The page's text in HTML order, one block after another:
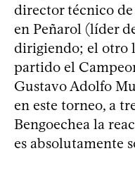
director técnico de
en Peñarol (líder
dirigiendo; el otro
partido el
Gustavo Adolfo
en este torneo, a
Bengoechea la
es absolutamente